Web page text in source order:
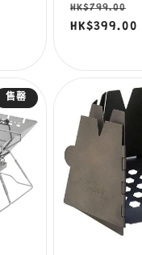
定
價
HK$799.00
價
HK$399.00
售罄